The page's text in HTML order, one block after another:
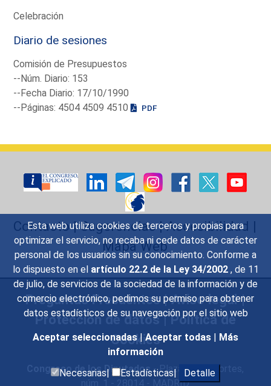
Esta web utiliza cookies de terceros y propias para
optimizar el servicio, no recaba ni cede datos de carácter
personal de los usuarios sin su conocimiento. Conforme a
lo dispuesto en el artículo 22.2 de la Ley 34/2002 , de 11
de julio, de servicios de la sociedad de la información y de
comercio electrónico, pedimos su permiso para obtener
datos estadísticos de su navegación por el sitio web
Aceptar seleccionadas | Aceptar todas | Más
información
Necesarias|
Estadísticas| Detalle
Celebración
Diario de sesiones
Comisión de Presupuestos
--Núm. Diario: 153
--Fecha Diario: 17/10/1990
--Páginas: 4504 4509 4510
PDF
Contacto|Sugerencias|Accesibilidad |
Mapa Web
Preguntas Frecuentes|Aviso legal|
Protección de datos|Política de
Cookies
Congreso de los Diputados- Plaza de las Cortes,
núm. 1 - 28014 - MADRID